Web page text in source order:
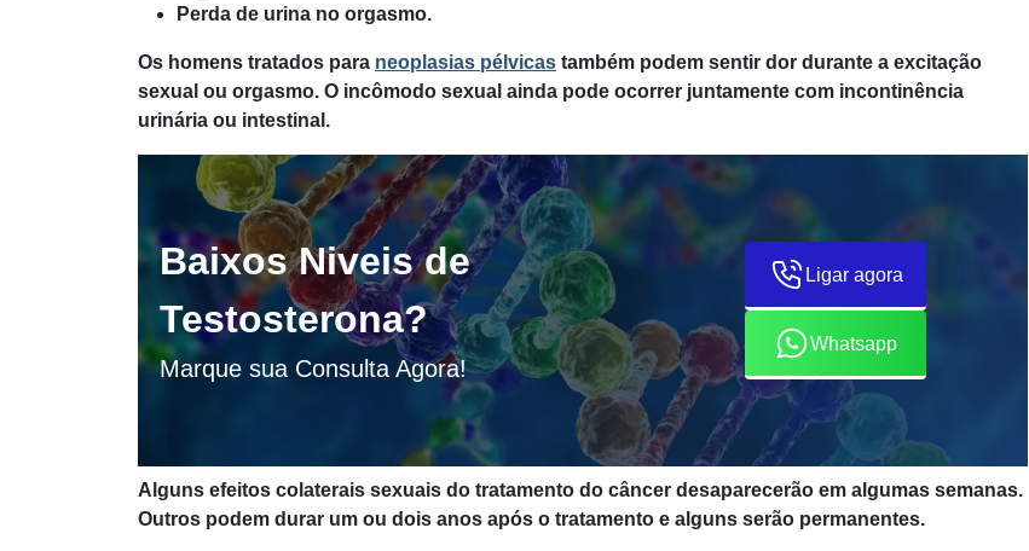
Perda de urina no orgasmo.
Os homens tratados para neoplasias pélvicas também podem sentir dor durante a excitação
sexual ou orgasmo. O incômodo sexual ainda pode ocorrer juntamente com incontinência
urinária ou intestinal.
Baixos Niveis de
Testosterona?
Marque sua Consulta Agora!
Ligar agora
Whatsapp
Alguns efeitos colaterais sexuais do tratamento do câncer desaparecerão em algumas semanas.
Outros podem durar um ou dois anos após o tratamento e alguns serão permanentes.